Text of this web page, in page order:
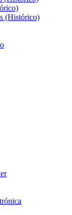
(Histórico)